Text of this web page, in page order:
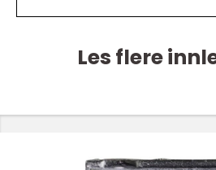
Les flere